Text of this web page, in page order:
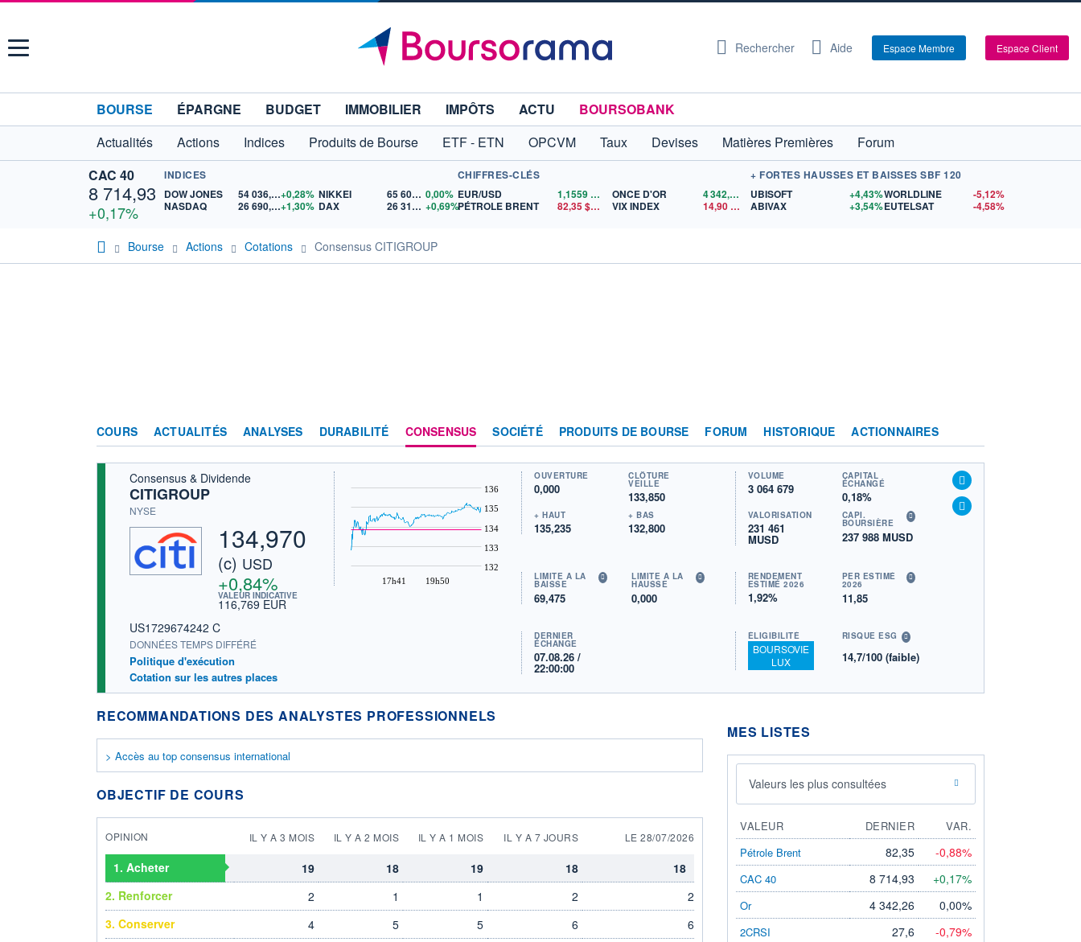
Menu Rechercher Aide Espace Membre Espace Client
BOURSE ÉPARGNE BUDGET IMMOBILIER IMPÔTS ACTU
BOURSOBANK
Actualités
Actions Indices Produits de Bourse ETF - ETN OPCVM Taux Devises Matières Premières
Forum
CAC 40
8 714,93
+0,17%
INDICES
DOW JONES
54 036,93+0,28%
NASDAQ
26 690,62+1,30%
NIKKEI 65 606,71 0,00%
DAX
26 319,45 +0,69%
CHIFFRES-CLÉS
EUR/USD
1,1559$US
PÉTROLE BRENT
82,35$US
ONCE D'OR 4 342,26
$US
VIX INDEX
14,90
+ FORTES HAUSSES ET BAISSES SBF 120
UBISOFT
+4,43%
ABIVAX
+3,54%
WORLDLINE
-5,12%
EUTELSAT
-4,58%
Bourse Actions Cotations Consensus CITIGROUP
COURS ACTUALITÉS ANALYSES DURABILITÉ CONSENSUS SOCIÉTÉ PRODUITS DE BOURSE FORUM HISTORIQUE ACTIONNAIRES
Consensus & Dividende
CITIGROUP
NYSE
134,970
(c) USD
+0,84%
VALEUR INDICATIVE
116,769 EUR
US1729674242 C
DONNÉES TEMPS DIFFÉRÉ
Politique d'exécution
Cotation sur les autres places
17h41 19h50
132
133
134
135
136
OUVERTURE
0,000
CLÔTURE
VEILLE
133,850
+ HAUT
135,235
+ BAS
132,800
VOLUME
3 064 679
CAPITAL
ÉCHANGÉ
0,18%
VALORISATION
231 461
MUSD
CAPI.
BOURSIÈRE
237 988 MUSD
LIMITE À LA
BAISSE
69,475
LIMITE À LA
HAUSSE
0,000
RENDEMENT
ESTIMÉ 2026
1,92%
PER ESTIMÉ
2026
11,85
DERNIER
ÉCHANGE
07.08.26 /
22:00:00
ÉLIGIBILITÉ
BOURSOVIE
LUX
RISQUE ESG
14,7/100 (faible)
RECOMMANDATIONS DES ANALYSTES PROFESSIONNELS
> Accès au top consensus international
OBJECTIF DE COURS
OPINION IL Y A 3 MOIS IL Y A 2 MOIS IL Y A 1 MOIS IL Y A 7 JOURS LE 28/07/2026
1. Acheter 19 18 19 18
18
2. Renforcer
2 1 1 2
2
3. Conserver
4 5 5 6
6
MES LISTES
Valeurs les plus consultées
VALEUR DERNIER
VAR.
Pétrole Brent
82,35 -0,88%
CAC 40 8 714,93 +0,17%
Or 4 342,26 0,00%
2CRSI 27,6 -0,79%